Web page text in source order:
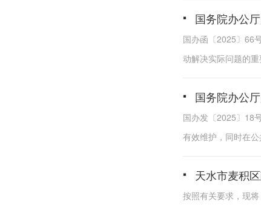
国务院办公
国办函〔2025〕66
动解决实际问题的
国务院办公
国办发〔2025〕18
有效维护，同时在
天水市麦积
按照有关要求，现